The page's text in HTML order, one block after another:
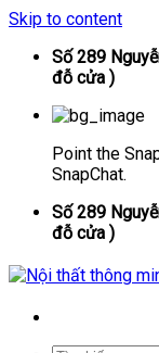
Skip to content
Số 289
đỗ cửa )
Point the
SnapChat.
Số 289
đỗ cửa )